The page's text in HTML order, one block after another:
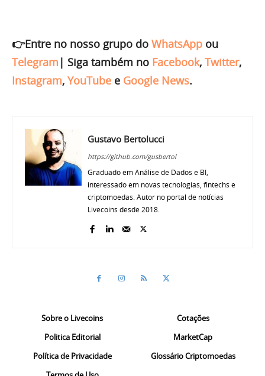
👉Entre no nosso grupo do WhatsApp ou
Telegram | Siga também no Facebook, Twitter,
Instagram, YouTube e Google News.
Gustavo Bertolucci
https://github.com/gusbertol
Graduado em Análise de Dados e BI,
interessado em novas tecnologias, fintechs e
criptomoedas. Autor no portal de notícias
Livecoins desde 2018.
Sobre o Livecoins
Politica Editorial
Política de Privacidade
Cotações
MarketCap
Glossário Criptomoedas